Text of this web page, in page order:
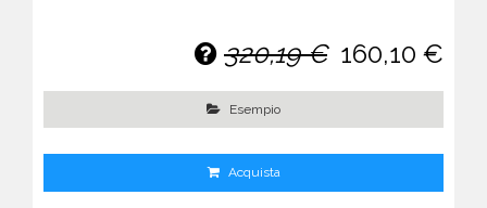
320,19 € 160,10 €
Esempio
Acquista